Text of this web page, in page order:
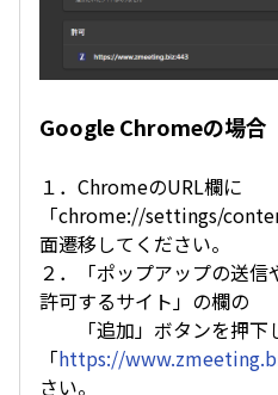
Google Chromeの場合
１．ChromeのURL欄に
「chrome://settings/
面遷移してください。
２．「ポップアップの送
許可するサイト」の欄の
「追加」ボタンを押下
「https://
さい。